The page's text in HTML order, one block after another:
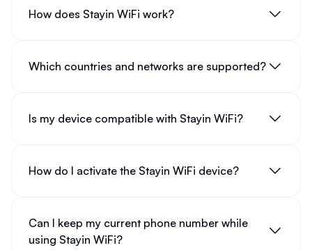
How does Stayin WiFi work?
Which countries and networks are supported?
Is my device compatible with Stayin WiFi?
How do I activate the Stayin WiFi device?
Can I keep my current phone number while
using Stayin WiFi?